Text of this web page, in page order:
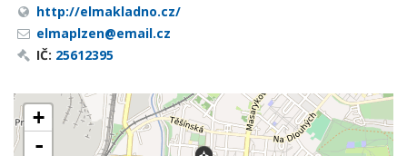
http://elmakladno.cz/
elmaplzen@email.cz
IČ: 25612395
+
-